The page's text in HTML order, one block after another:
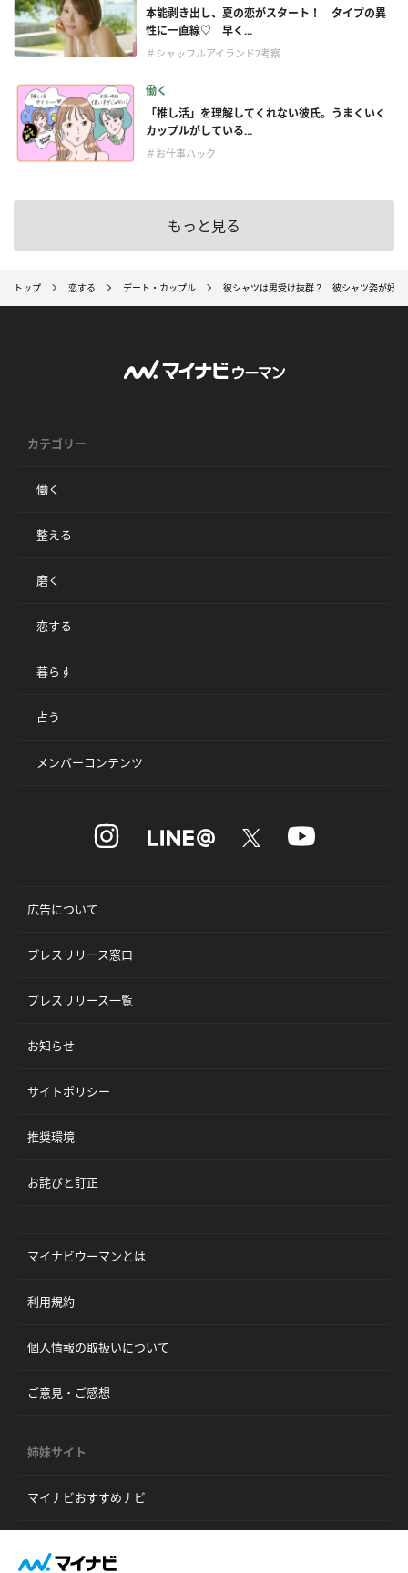
本能剥き出し、夏の恋がスタート！ タイプの異
性に一直線♡ 早く...
＃シャッフルアイランド7考察
働く
「推し活」を理解してくれない彼氏。うまくいく
カップルがしている...
＃お仕事ハック
もっと見る
トップ 恋する デート・カップル 彼シャツは男受け抜群？ 彼シャツ姿が好き
カテゴリー
働く
整える
磨く
恋する
暮らす
占う
メンバーコンテンツ
広告について
プレスリリース窓口
プレスリリース一覧
お知らせ
サイトポリシー
推奨環境
お詫びと訂正
マイナビウーマンとは
利用規約
個人情報の取扱いについて
ご意見・ご感想
姉妹サイト
マイナビおすすめナビ